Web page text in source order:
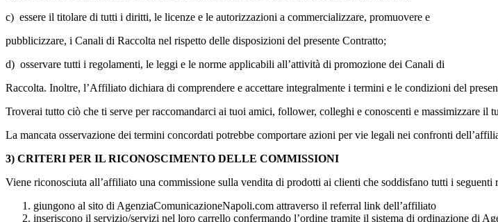
c) essere il titolare di tutti i diritti, le licenze e le autorizzazioni a commercializzare, promuovere e
pubblicizzare, i Canali di Raccolta nel rispetto delle disposizioni del presente Contratto;
d) osservare tutti i regolamenti, le leggi e le norme applicabili all’attività di promozione dei Canali di
Raccolta. Inoltre, l’Affiliato dichiara di comprendere e accettare integralmente i termini e le condizioni del
Troverai tutto ciò che ti serve per raccomandarci ai tuoi amici, follower, colleghi e conoscenti e massimizzare il
La mancata osservazione dei termini concordati potrebbe comportare azioni per vie legali nei confronti
3) CRITERI PER IL RICONOSCIMENTO DELLE COMMISSIONI
Viene riconosciuta all’affiliato una commissione sulla vendita di prodotti ai clienti che soddisfano tutti i seguenti
giungono al sito di AgenziaComunicazioneNapoli.com attraverso il referral link dell’affiliato
inseriscono il servizio/servizi nel loro carrello confermando l’ordine tramite il sistema di ordinazione di